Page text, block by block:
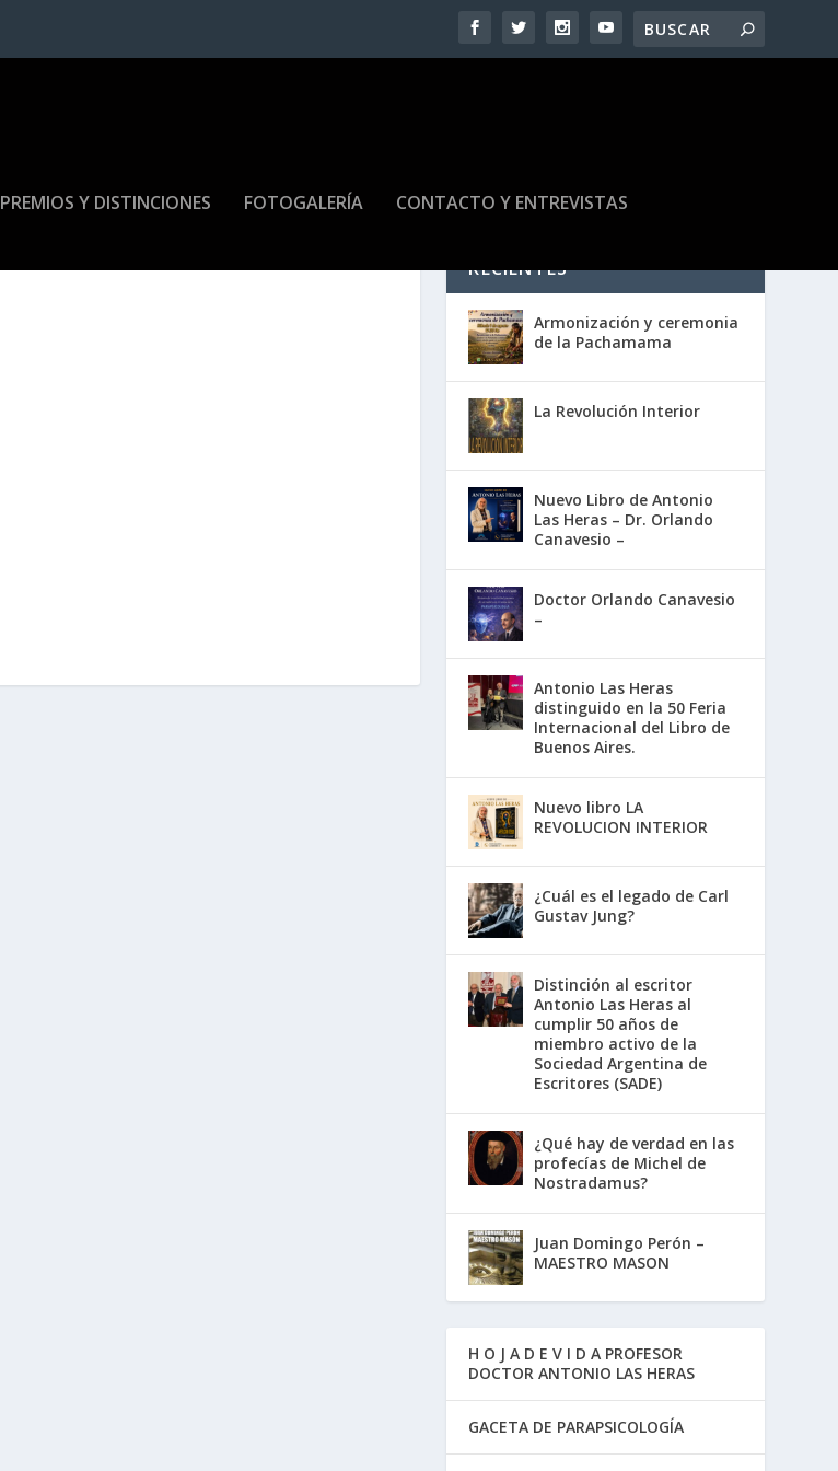
PREMIOS Y DISTINCIONES FOTOGALERÍA CONTACTO Y ENTREVISTAS
RECIENTES
Armonización y ceremonia
de la Pachamama
La Revolución Interior
Nuevo Libro de Antonio
Las Heras – Dr. Orlando
Canavesio –
Doctor Orlando Canavesio
–
Antonio Las Heras
distinguido en la 50 Feria
Internacional del Libro de
Buenos Aires.
Nuevo libro LA
REVOLUCION INTERIOR
¿Cuál es el legado de Carl
Gustav Jung?
Distinción al escritor
Antonio Las Heras al
cumplir 50 años de
miembro activo de la
Sociedad Argentina de
Escritores (SADE)
¿Qué hay de verdad en las
profecías de Michel de
Nostradamus?
Juan Domingo Perón –
MAESTRO MASON
H O J A D E V I D A PROFESOR
DOCTOR ANTONIO LAS HERAS
GACETA DE PARAPSICOLOGÍA